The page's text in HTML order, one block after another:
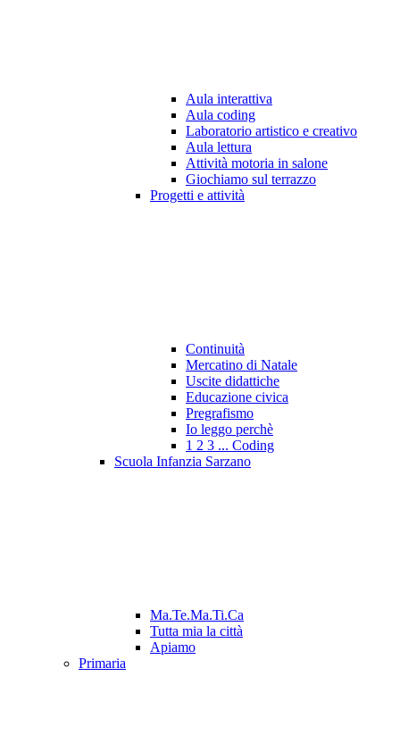
Aula interattiva
Aula coding
Laboratorio artistico e creativo
Aula lettura
Attività motoria in salone
Giochiamo sul terrazzo
Progetti e attività
Continuità
Mercatino di Natale
Uscite didattiche
Educazione civica
Pregrafismo
Io leggo perchè
1 2 3 ... Coding
Scuola Infanzia Sarzano
Ma.Te.Ma.Ti.Ca
Tutta mia la città
Apiamo
Primaria